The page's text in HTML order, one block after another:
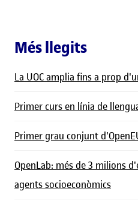
Més llegits
La UOC amplia fins a prop
Primer curs en línia de
Primer grau conjunt
OpenLab: més de 3 milions
agents socioeconòmics